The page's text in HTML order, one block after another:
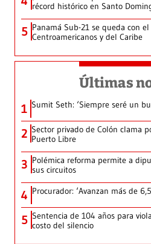
récord histórico en Santo
5 Panamá Sub-21 se queda con
Centroamericanos y del Caribe
Últimas
1 Sumit Seth: ‘Siempre seré un
2 Sector privado de Colón clama
Puerto Libre
3 Polémica reforma permite a
sus circuitos
4 Procurador: ‘Avanzan más de
5 Sentencia de 104 años para
costo del silencio